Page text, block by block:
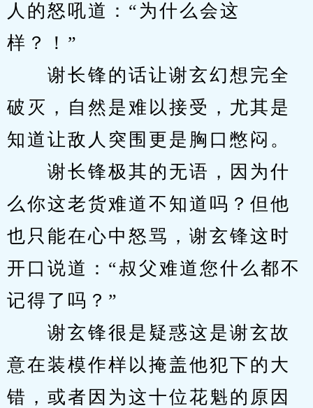
人的怒吼道：“为什么会这
样？！”
谢长锋的话让谢玄幻想完全
破灭，自然是难以接受，尤其是
知道让敌人突围更是胸口憋闷。
谢长锋极其的无语，因为什
么你这老货难道不知道吗？但他
也只能在心中怒骂，谢玄锋这时
开口说道：“叔父难道您什么都不
记得了吗？”
谢玄锋很是疑惑这是谢玄故
意在装模作样以掩盖他犯下的大
错，或者因为这十位花魁的原因